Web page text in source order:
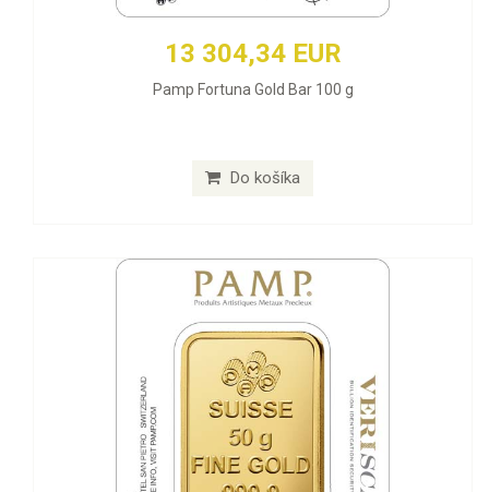
13 304,34 EUR
Pamp Fortuna Gold Bar 100 g
Do košíka